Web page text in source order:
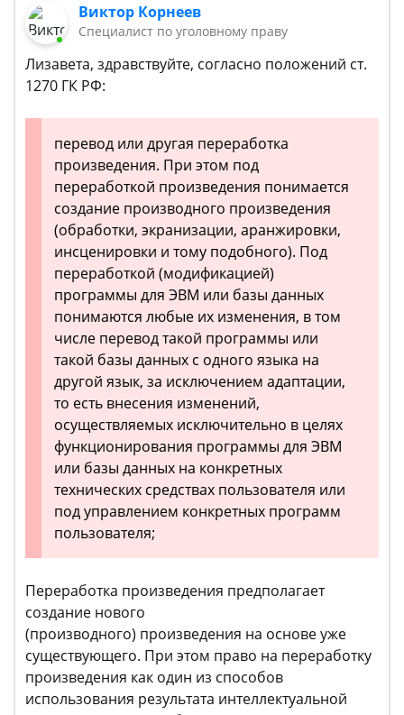
Виктор Корнеев
Cпециалист по уголовному праву
Лизавета, здравствуйте, согласно положений ст.
1270 ГК РФ:
перевод или другая переработка
произведения. При этом под
переработкой произведения понимается
создание производного произведения
(обработки, экранизации, аранжировки,
инсценировки и тому подобного). Под
переработкой (модификацией)
программы для ЭВМ или базы данных
понимаются любые их изменения, в том
числе перевод такой программы или
такой базы данных с одного языка на
другой язык, за исключением адаптации,
то есть внесения изменений,
осуществляемых исключительно в целях
функционирования программы для ЭВМ
или базы данных на конкретных
технических средствах пользователя или
под управлением конкретных программ
пользователя;
Переработка произведения предполагает
создание нового
(производного) произведения на основе уже
существующего. При этом право на переработку
произведения как один из способов
использования результата интеллектуальной